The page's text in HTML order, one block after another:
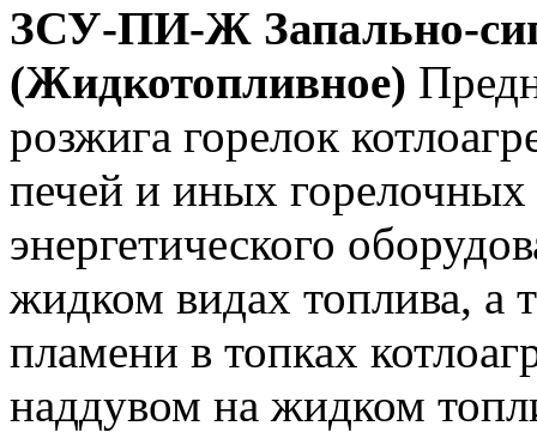
ЗСУ-ПИ-Ж Запально-
(Жидкотопливное)
розжига горелок
печей и иных
энергетического
жидком видах топлива, а
пламени в топках
наддувом на жидком